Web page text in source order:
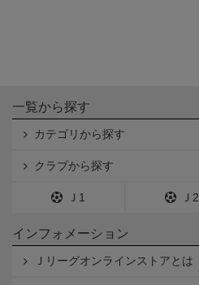
一覧から探す
カテゴリから探す
クラブから探す
Ｊ1 Ｊ2
インフォメーション
Ｊリーグオンラインストアとは